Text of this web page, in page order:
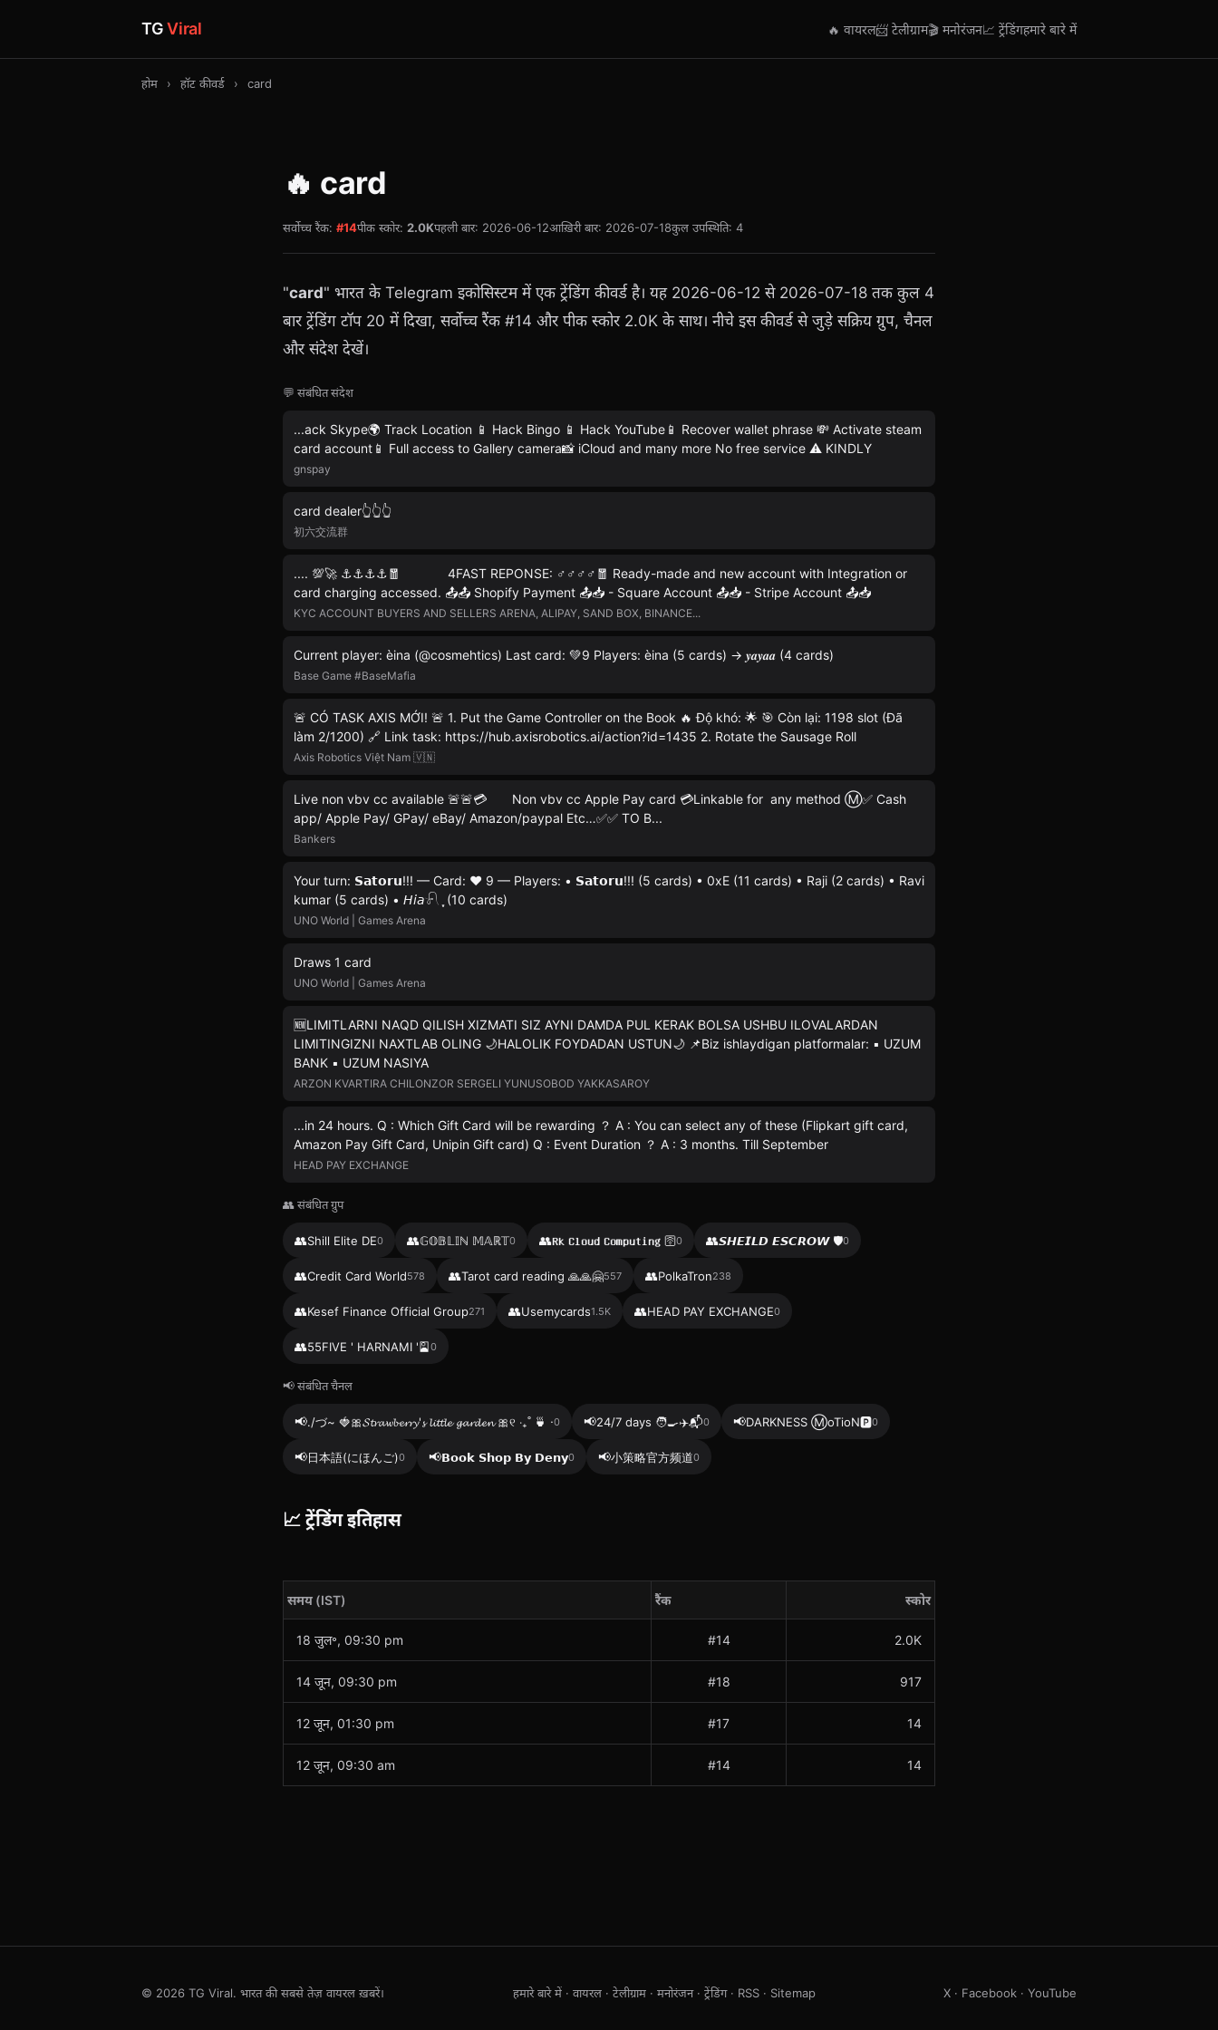
TGViral 🔥 वायरल📨 टेलीग्राम🎬 मनोरंजन📈 ट्रेंडिंगहमारे बारे में
होम › हॉट कीवर्ड › card
🔥 card
सर्वोच्च रैंक: #14पीक स्कोर: 2.0Kपहली बार: 2026-06-12आख़िरी बार: 2026-07-18कुल उपस्थिति: 4
"card" भारत के Telegram इकोसिस्टम में एक ट्रेंडिंग कीवर्ड है। यह 2026-06-12 से 2026-07-18 तक कुल 4
बार ट्रेंडिंग टॉप 20 में दिखा, सर्वोच्च रैंक #14 और पीक स्कोर 2.0K के साथ। नीचे इस कीवर्ड से जुड़े सक्रिय ग्रुप, चैनल
और संदेश देखें।
💬 संबंधित संदेश
...ack Skype🌍 Track Location 📱 Hack Bingo 📱 Hack YouTube📱 Recover wallet phrase 💸 Activate steam
card account📱 Full access to Gallery camera📸 iCloud and many more No free service ⚠️ KINDLY
gnspay
card dealer👆👆👆
初六交流群
.... 💯🚀 ⚓⚓⚓⚓🧧 4FAST REPONSE: ♂️♂️♂️♂️🧧 Ready-made and new account with Integration or
card charging accessed. 📤📤 Shopify Payment 📤📥 - Square Account 📤📥 - Stripe Account 📤📥
KYC ACCOUNT BUYERS AND SELLERS ARENA, ALIPAY, SAND BOX, BINANCE...
Current player: èina (@cosmehtics) Last card: 💚9 Players: èina (5 cards) -> 𝒚𝒂𝒚𝒂𝒂 (4 cards)
Base Game #BaseMafia
🚨 CÓ TASK AXIS MỚI! 🚨 1. Put the Game Controller on the Book 🔥 Độ khó: 🌟 🎯 Còn lại: 1198 slot (Đã
làm 2/1200) 🔗 Link task: https://hub.axisrobotics.ai/action?id=1435 2. Rotate the Sausage Roll
Axis Robotics Việt Nam 🇻🇳
Live non vbv cc available 🚨🚨💳 Non vbv cc Apple Pay card 💳Linkable for any method Ⓜ️✅ Cash
app/ Apple Pay/ GPay/ eBay/ Amazon/paypal Etc…✅✅ TO B...
Bankers
Your turn: 𝗦𝗮𝘁𝗼𝗿𝘂!!! — Card: ❤️ 9 — Players: • 𝗦𝗮𝘁𝗼𝗿𝘂!!! (5 cards) • 0xE (11 cards) • Raji (2 cards) • Ravi
kumar (5 cards) • 𝘏𝘪𝘢𓍯 ִֶָ (10 cards)
UNO World | Games Arena
Draws 1 card
UNO World | Games Arena
🆕LIMITLARNI NAQD QILISH XIZMATI SIZ AYNI DAMDA PUL KERAK BOLSA USHBU ILOVALARDAN
LIMITINGIZNI NAXTLAB OLING 🌙HALOLIK FOYDADAN USTUN🌙 📌Biz ishlaydigan platformalar: ▪️ UZUM
BANK ▪️ UZUM NASIYA
ARZON KVARTIRA CHILONZOR SERGELI YUNUSOBOD YAKKASAROY
...in 24 hours. Q : Which Gift Card will be rewarding ？ A : You can select any of these (Flipkart gift card,
Amazon Pay Gift Card, Unipin Gift card) Q : Event Duration ？ A : 3 months. Till September
HEAD PAY EXCHANGE
👥 संबंधित ग्रुप
👥Shill Elite DE0 👥𝔾𝕆𝔹𝕃𝕀ℕ 𝕄𝔸ℝ𝕋0 👥𝐑𝐤 𝐂𝐥𝐨𝐮𝐝 𝐂𝐨𝐦𝐩𝐮𝐭𝐢𝐧𝐠 🛜0 👥𝙎𝙃𝙀𝙄𝙇𝘿 𝙀𝙎𝘾𝙍𝙊𝙒 🛡0
👥Credit Card World578 👥Tarot card reading 🙏🙏🤗557 👥PolkaTron238
👥Kesef Finance Official Group271 👥Usemycards1.5K 👥HEAD PAY EXCHANGE0
👥55FIVE ' HARNAMI '🎴0
📢 संबंधित चैनल
📢./づ~ 🍓🎀𝓢𝓽𝓻𝓪𝔀𝓫𝓮𝓻𝓻𝔂'𝓼 𝓵𝓲𝓽𝓽𝓵𝓮 𝓰𝓪𝓻𝓭𝓮𝓷 🎀୧ ‧₊˚ 🍵 ⋅0 📢24/7 days 🧑‍🍳✈️📬0 📢DARKNESS Ⓜ️oTioN🅿️0
📢日本語(にほんご)0 📢𝗕𝗼𝗼𝗸 𝗦𝗵𝗼𝗽 𝗕𝘆 𝗗𝗲𝗻𝘆0 📢小策略官方频道0
📈 ट्रेंडिंग इतिहास
समय (IST) रैंक स्कोर
18 जुल॰, 09:30 pm #14 2.0K
14 जून, 09:30 pm #18 917
12 जून, 01:30 pm #17 14
12 जून, 09:30 am #14 14
© 2026 TG Viral. भारत की सबसे तेज़ वायरल ख़बरें। हमारे बारे में· वायरल· टेलीग्राम· मनोरंजन· ट्रेंडिंग· RSS· Sitemap X · Facebook · YouTube